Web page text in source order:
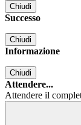
Chiudi
Successo
Chiudi
Informazione
Chiudi
Attendere...
Attendere il